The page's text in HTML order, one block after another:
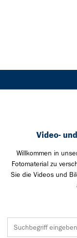
Video-
Willkommen in
Fotomaterial zu
Sie die Videos und